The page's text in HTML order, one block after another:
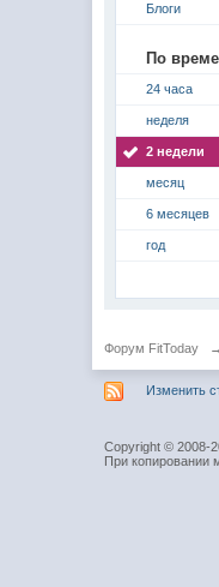
Блоги
По
24 часа
неделя
2 недели
месяц
6 месяцев
год
Форум FitToday →
Изменить
Copyright © 2008-
При копировании